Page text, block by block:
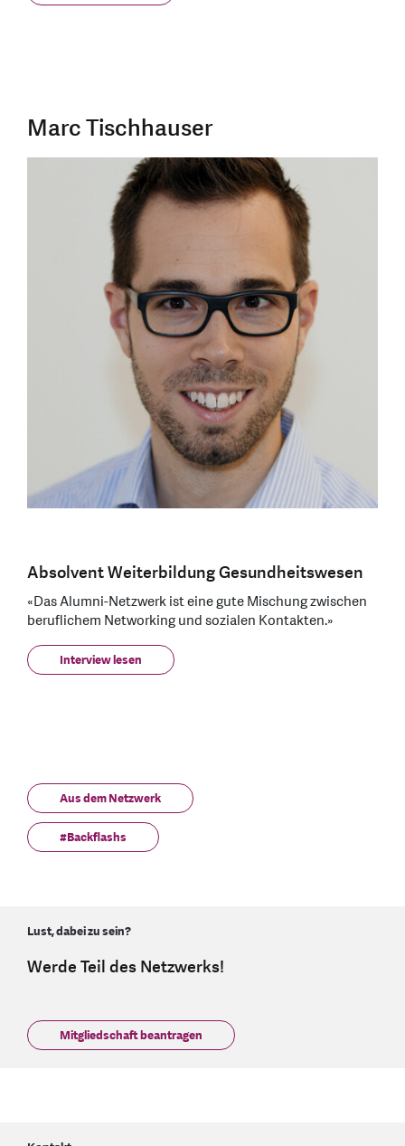
Marc Tischhauser
Absolvent Weiterbildung Gesundheitswesen
«Das Alumni-Netzwerk ist eine gute Mischung zwischen
beruflichem Networking und sozialen Kontakten.»
Interview lesen
Aus dem Netzwerk
#Backflashs
Lust, dabei zu sein?
Werde Teil des Netzwerks!
Mitgliedschaft beantragen